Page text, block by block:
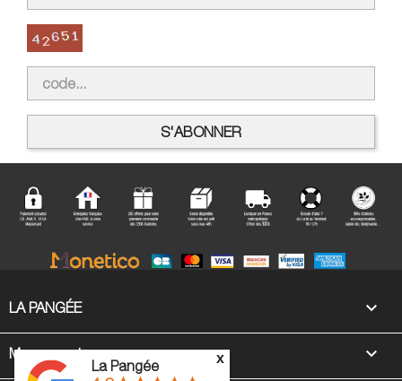
LA PANGÉE 
Mon compte 
La Pangée x